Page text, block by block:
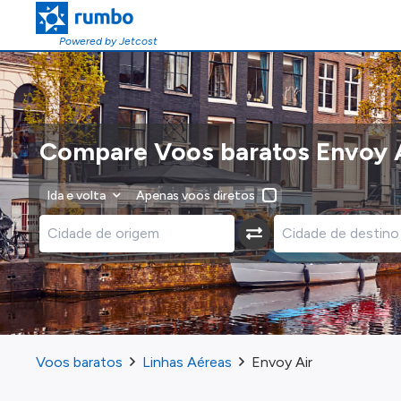
Powered by Jetcost
Compare Voos baratos Envoy
Ida e volta Apenas voos diretos
Voos baratos Linhas Aéreas Envoy Air